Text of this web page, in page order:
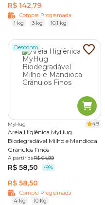
R$ 142,79
Compra Programada
1 kg
3 kg 10,1 kg
Desconto
MyHug 4.9
Areia Higiênica MyHug
Biodegradável Milho e Mandioca
Grânulos Finos
A partir deR$ 64,99
R$ 58,50 -9%
R$ 58,50
Compra Programada
4 kg
10 kg